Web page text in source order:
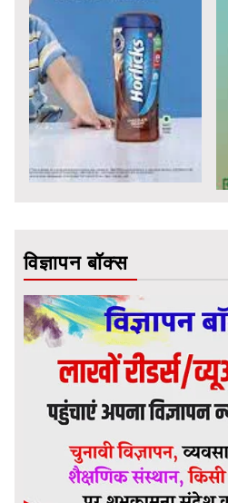
विज्ञापन बॉक्स